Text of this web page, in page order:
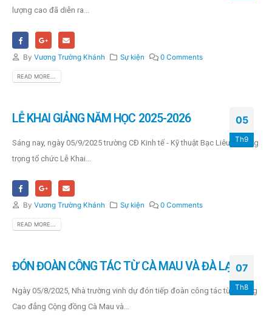
lượng cao đã diễn ra...
By Vương Trường Khánh Sự kiện 0 Comments
READ MORE...
05
Th9
LỄ KHAI GIẢNG NĂM HỌC 2025-2026
Sáng nay, ngày 05/9/2025 trường CĐ Kinh tế - Kỹ thuật Bạc Liêu đã long
trọng tổ chức Lễ Khai...
By Vương Trường Khánh Sự kiện 0 Comments
READ MORE...
07
Th8
ĐÓN ĐOÀN CÔNG TÁC TỪ CÀ MAU VÀ ĐÀ LẠT
Ngày 05/8/2025, Nhà trường vinh dự đón tiếp đoàn công tác từ Trường
Cao đẳng Cộng đồng Cà Mau và...